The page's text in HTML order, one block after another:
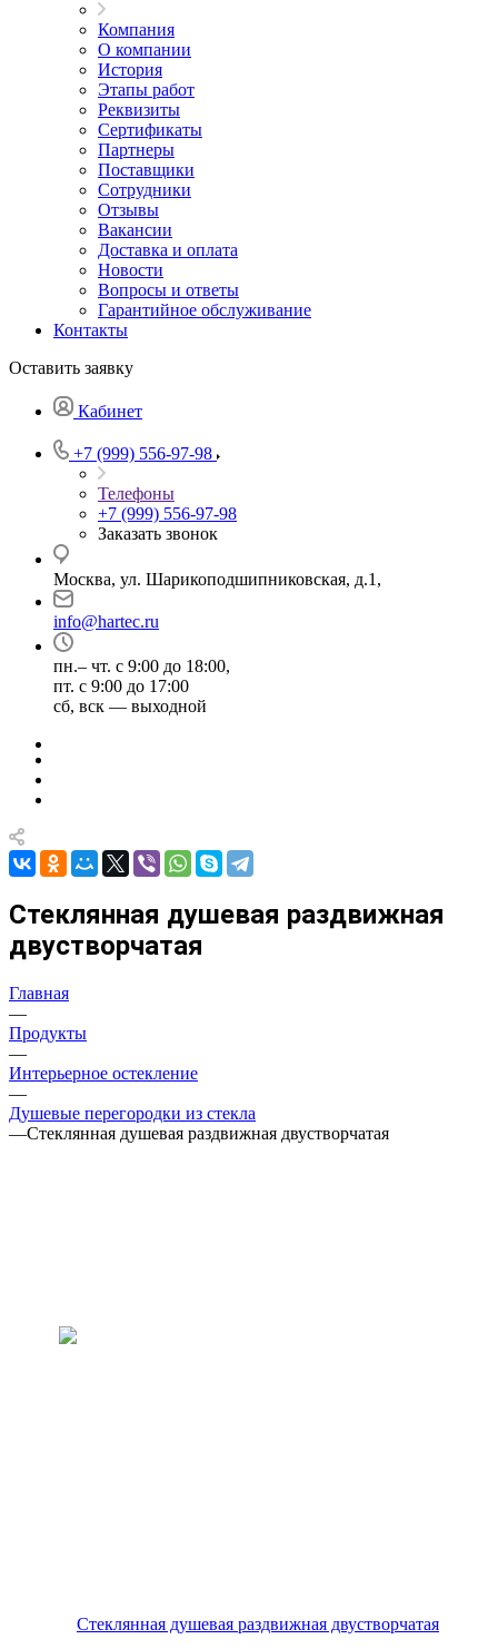
Компания
О компании
История
Этапы работ
Реквизиты
Сертификаты
Партнеры
Поставщики
Сотрудники
Отзывы
Вакансии
Доставка и оплата
Новости
Вопросы и ответы
Гарантийное обслуживание
Контакты
Оставить заявку
Кабинет
+7 (999) 556-97-98
Телефоны
+7 (999) 556-97-98
Заказать звонок
Москва, ул. Шарикоподшипниковская, д.1,
info@hartec.ru
пн.– чт. с 9:00 до 18:00,
пт. с 9:00 до 17:00
сб, вск — выходной
Стеклянная душевая раздвижная
двустворчатая
Главная
—
Продукты
—
Интерьерное остекление
—
Душевые перегородки из стекла
—Стеклянная душевая раздвижная двустворчатая